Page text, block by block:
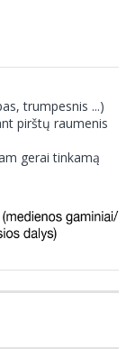
trumpesnis ...)
pirštų raumenis
gerai tinkamą